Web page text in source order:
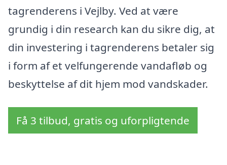
tagrenderens i Vejlby. Ved at være
grundig i din research kan du sikre dig, at
din investering i tagrenderens betaler sig
i form af et velfungerende vandafløb og
beskyttelse af dit hjem mod vandskader.
Få 3 tilbud, gratis og uforpligtende